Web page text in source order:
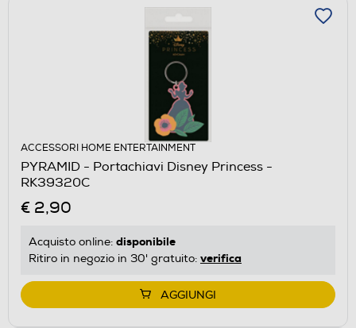
ACCESSORI HOME ENTERTAINMENT
PYRAMID - Portachiavi Disney Princess -
RK39320C
€ 2,90
Acquisto online: disponibile
Ritiro in negozio in 30' gratuito: verifica
AGGIUNGI